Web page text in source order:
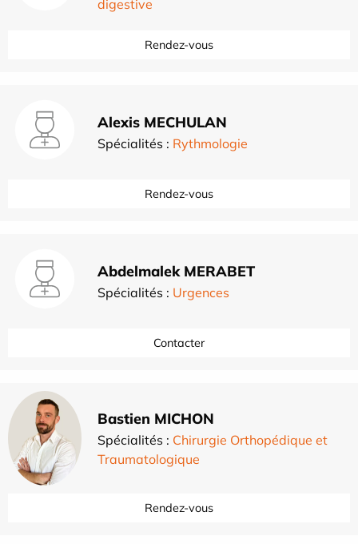
digestive
Rendez-vous
Alexis MECHULAN
Spécialités : Rythmologie
Rendez-vous
Abdelmalek MERABET
Spécialités : Urgences
Contacter
Bastien MICHON
Spécialités : Chirurgie Orthopédique et
Traumatologique
Rendez-vous